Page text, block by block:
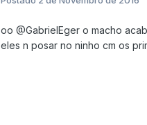
oo @GabrielEger o macho
eles n posar no ninho cm os